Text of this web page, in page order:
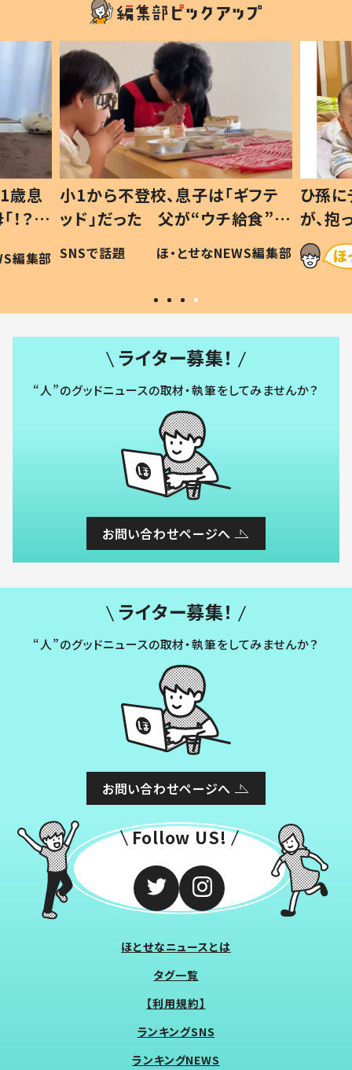
歳息
？」
編集部
小1から不登校、息子は「ギフテ
ッド」だった 父が“ウチ給食”を
作り続ける理由とは #令和の親
#令和の子
SNSで話題 ほ・とせなNEWS編集部
ひ孫
が、
「涙が
い」
ライター募集！
“人”のグッドニュースの取材・執筆をしてみませんか？
お問い合わせページへ
ライター募集！
“人”のグッドニュースの取材・執筆をしてみませんか？
お問い合わせページへ
Follow US!
ほとせなニュースとは
タグ一覧
【利用規約】
ランキングSNS
ランキングNEWS